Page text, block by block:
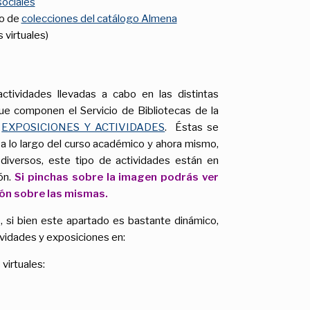
de colecciones del catálogo Almena
virtuales)
llevadas a cabo en las distintas
componen el Servicio de Bibliotecas de la
EXPOSICIONES Y ACTIVIDADES. Éstas se
lo largo del curso académico y ahora mismo,
este tipo de actividades están en
Si pinchas sobre la imagen podrás ver
sobre las mismas.
si bien este apartado es bastante dinámico,
y exposiciones en: